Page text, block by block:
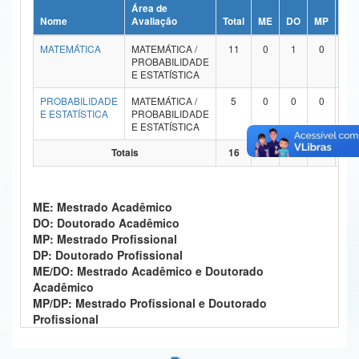
Ministério da Ciência, Tecnologia, Inovações e Comunicações
Ministério do Meio Ambiente
Ministério do Desenvolvimento Regional
Controladoria-Geral da União
Secretaria-Geral
Secretaria de Governo
Gabinete de Segurança Institucional
Advocacia-Geral da União
Nome
Área de
Avaliação
Total ME DO MP
MATEMÁTICA
MATEMÁTICA /
PROBABILIDADE
E ESTATÍSTICA
11 0 1 0
PROBABILIDADE
E ESTATÍSTICA
MATEMÁTICA /
PROBABILIDADE
E ESTATÍSTICA
5 0 0 0
Totais 16 0 1 0
ME: Mestrado Acadêmico
DO: Doutorado Acadêmico
MP: Mestrado Profissional
DP: Doutorado Profissional
ME/DO: Mestrado Acadêmico e Doutorado
Acadêmico
MP/DP: Mestrado Profissional e Doutorado
Profissional